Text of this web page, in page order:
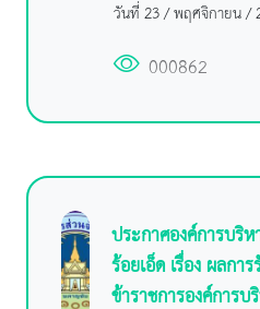
วันที่ 23 / พฤศจิกายน /
000862
ประกาศองค์การบริ
ร้อยเอ็ด เรื่อง ผลกา
ข้าราชการองค์การบ